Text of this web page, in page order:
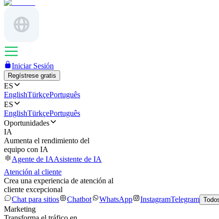
Iniciar Sesión
Regístrese gratis
ES
EnglishTürkçePortuguês
ES
EnglishTürkçePortuguês
Oportunidades
IA
Aumenta el rendimiento del
equipo con IA
Agente de IAAsistente de IA
Atención al cliente
Crea una experiencia de atención al
cliente excepcional
Chat para sitios
Chatbot WhatsApp InstagramTelegram
Marketing